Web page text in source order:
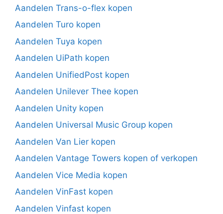
Aandelen Trans-o-flex kopen
Aandelen Turo kopen
Aandelen Tuya kopen
Aandelen UiPath kopen
Aandelen UnifiedPost kopen
Aandelen Unilever Thee kopen
Aandelen Unity kopen
Aandelen Universal Music Group kopen
Aandelen Van Lier kopen
Aandelen Vantage Towers kopen of verkopen
Aandelen Vice Media kopen
Aandelen VinFast kopen
Aandelen Vinfast kopen